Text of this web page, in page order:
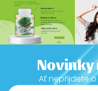
Novinky
Ať nepřijdete